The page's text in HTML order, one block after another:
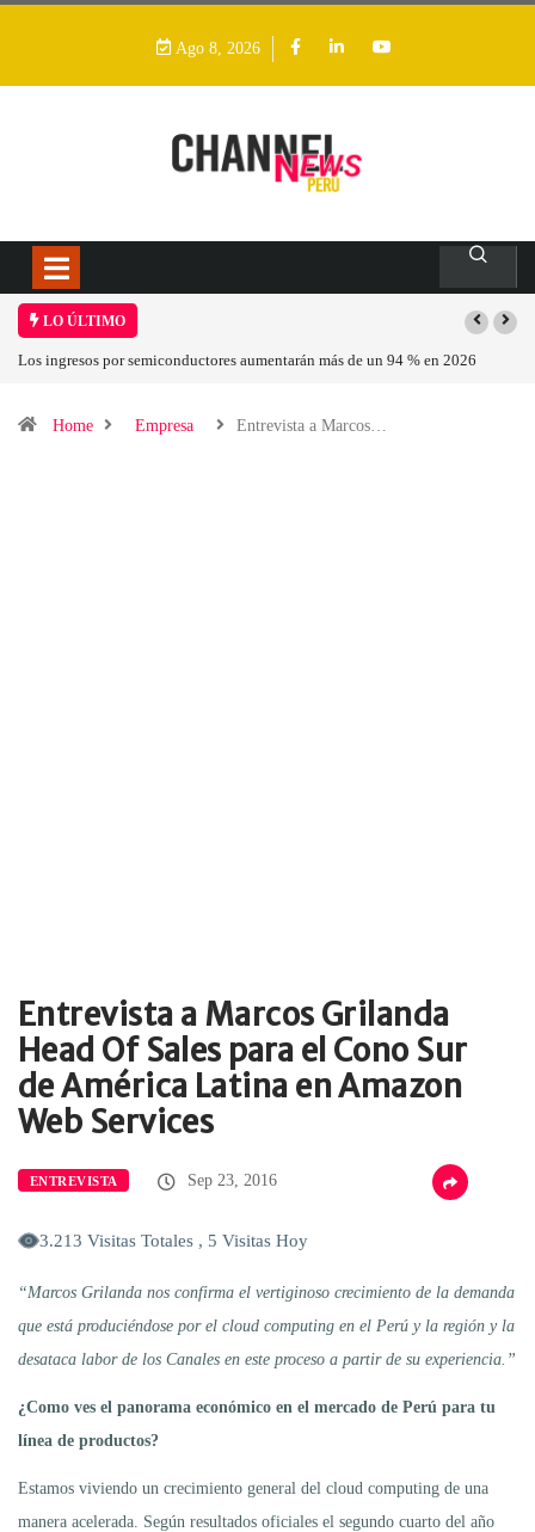
Ago 8, 2026
LO ÚLTIMO
Los ingresos por semiconductores aumentarán más de un 94 % en 2026
Home Empresa Entrevista a Marcos…
Entrevista a Marcos Grilanda
Head Of Sales para el Cono Sur
de América Latina en Amazon
Web Services
ENTREVISTA Sep 23, 2016
3.213 Visitas Totales , 5 Visitas Hoy
“Marcos Grilanda nos confirma el vertiginoso crecimiento de la demanda
que está produciéndose por el cloud computing en el Perú y la región y la
desataca labor de los Canales en este proceso a partir de su experiencia.”
¿Como ves el panorama económico en el mercado de Perú para tu
línea de productos?
Estamos viviendo un crecimiento general del cloud computing de una
manera acelerada. Según resultados oficiales el segundo cuarto del año